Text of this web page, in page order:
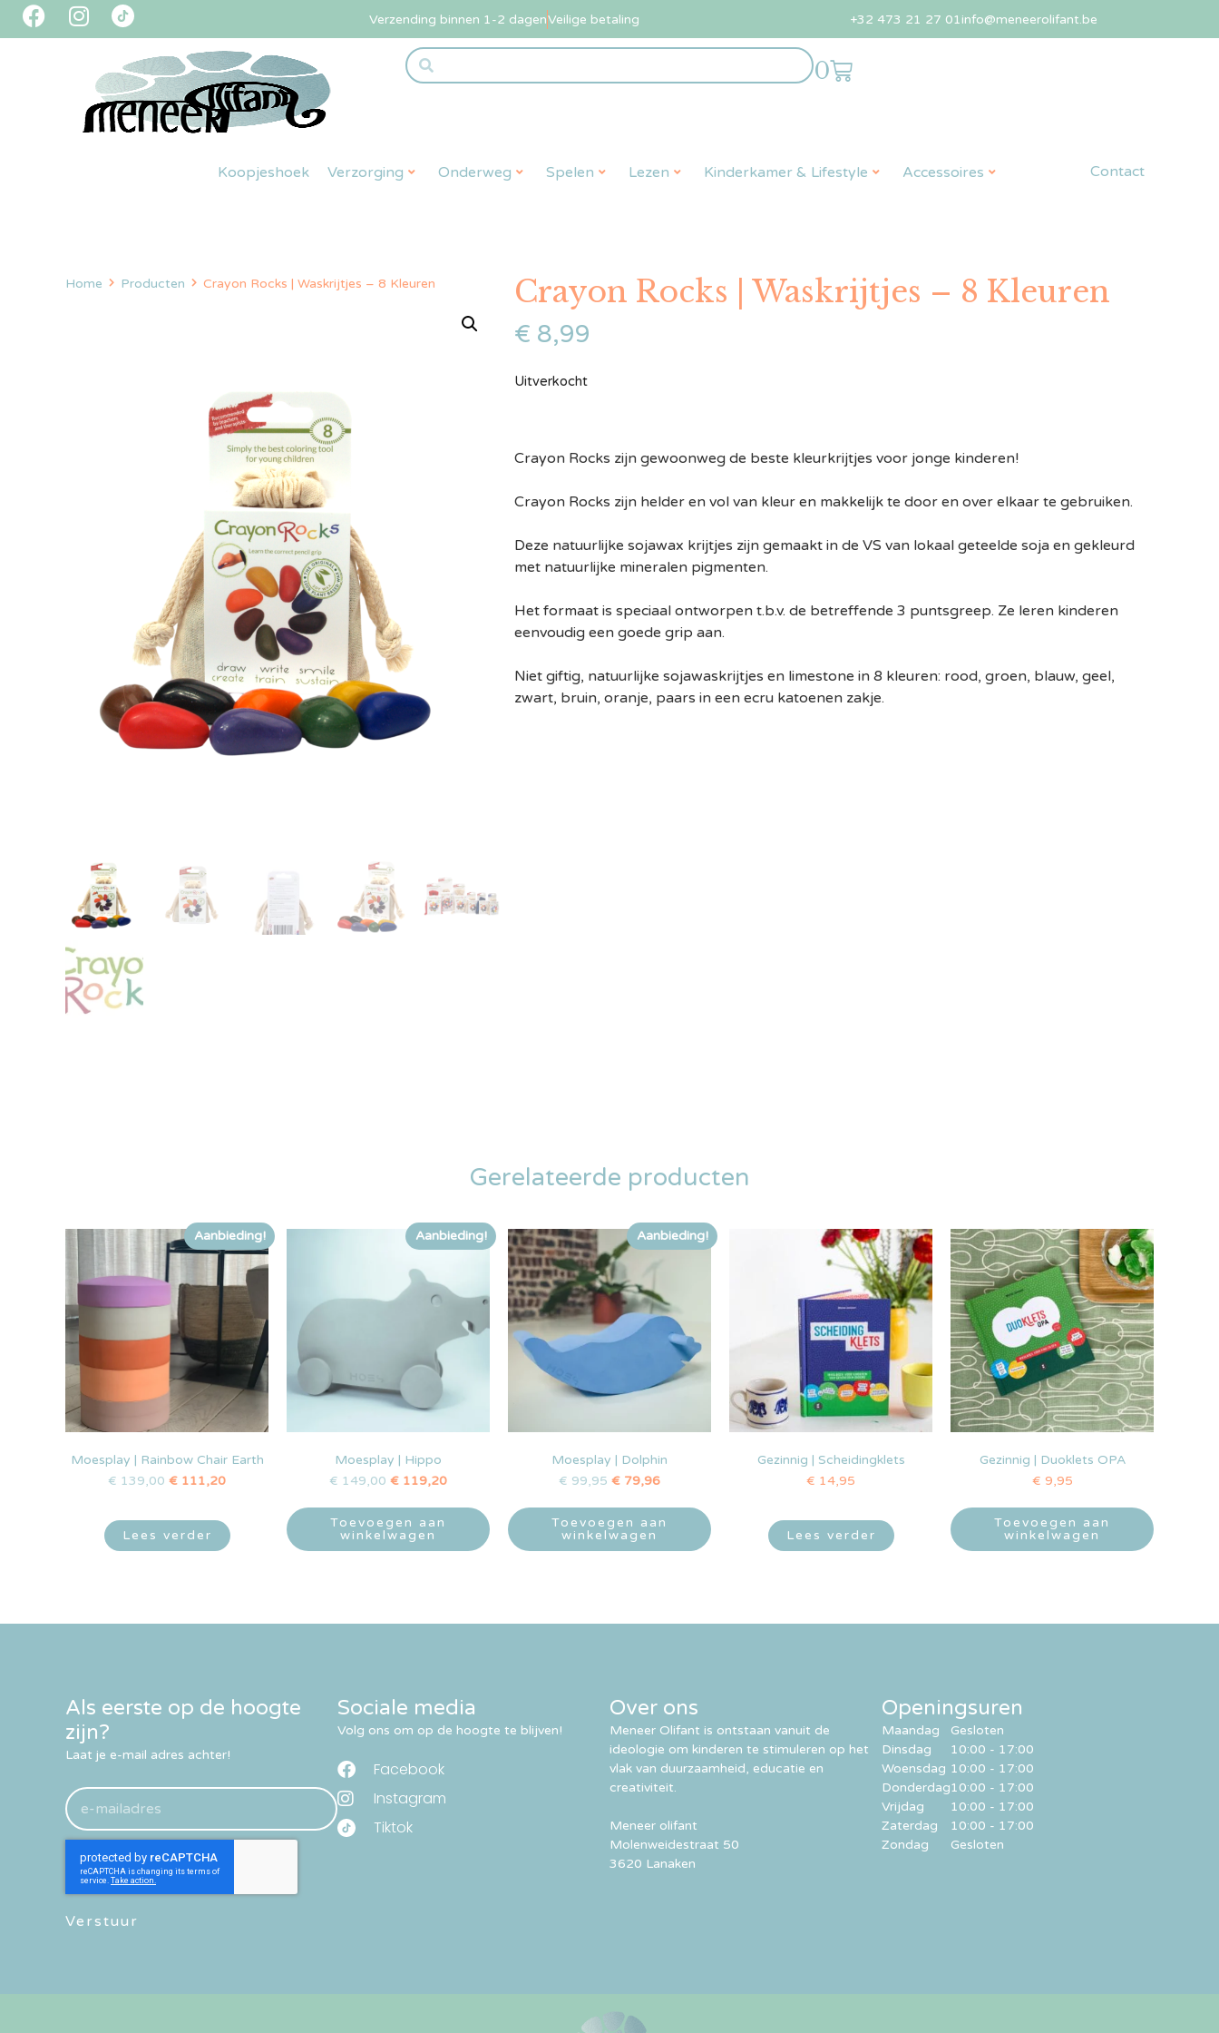
Verzending binnen 1-2 dagenVeilige betaling +32 473 21 27 01info@meneerolifant.be
0
Koopjeshoek Verzorging Onderweg Spelen Lezen Kinderkamer & Lifestyle Accessoires Contact
Home Producten Crayon Rocks | Waskrijtjes – 8 Kleuren Crayon Rocks | Waskrijtjes – 8 Kleuren
€ 8,99
Uitverkocht
Crayon Rocks zijn gewoonweg de beste kleurkrijtjes voor jonge kinderen!
Crayon Rocks zijn helder en vol van kleur en makkelijk te door en over elkaar te gebruiken.
Deze natuurlijke sojawax krijtjes zijn gemaakt in de VS van lokaal geteelde soja en gekleurd
met natuurlijke mineralen pigmenten.
Het formaat is speciaal ontworpen t.b.v. de betreffende 3 puntsgreep. Ze leren kinderen
eenvoudig een goede grip aan.
Niet giftig, natuurlijke sojawaskrijtjes en limestone in 8 kleuren: rood, groen, blauw, geel,
zwart, bruin, oranje, paars in een ecru katoenen zakje.
Gerelateerde producten
Aanbieding!
Moesplay | Rainbow Chair Earth
€ 139,00 € 111,20
Lees verder
Aanbieding!
Moesplay | Hippo
€ 149,00 € 119,20
Toevoegen aan
winkelwagen
Aanbieding!
Moesplay | Dolphin
€ 99,95 € 79,96
Toevoegen aan
winkelwagen
Gezinnig | Scheidingklets
€ 14,95
Lees verder
Gezinnig | Duoklets OPA
€ 9,95
Toevoegen aan
winkelwagen
Als eerste op de hoogte
zijn?
Laat je e-mail adres achter!
Verstuur
Sociale media
Volg ons om op de hoogte te blijven!
Facebook
Instagram
Tiktok
Over ons
Meneer Olifant is ontstaan vanuit de
ideologie om kinderen te stimuleren op het
vlak van duurzaamheid, educatie en
creativiteit.
Meneer olifant
Molenweidestraat 50
3620 Lanaken
Openingsuren
Maandag
Dinsdag
Woensdag
Donderdag
Vrijdag
Zaterdag
Zondag
Gesloten
10:00 - 17:00
10:00 - 17:00
10:00 - 17:00
10:00 - 17:00
10:00 - 17:00
Gesloten